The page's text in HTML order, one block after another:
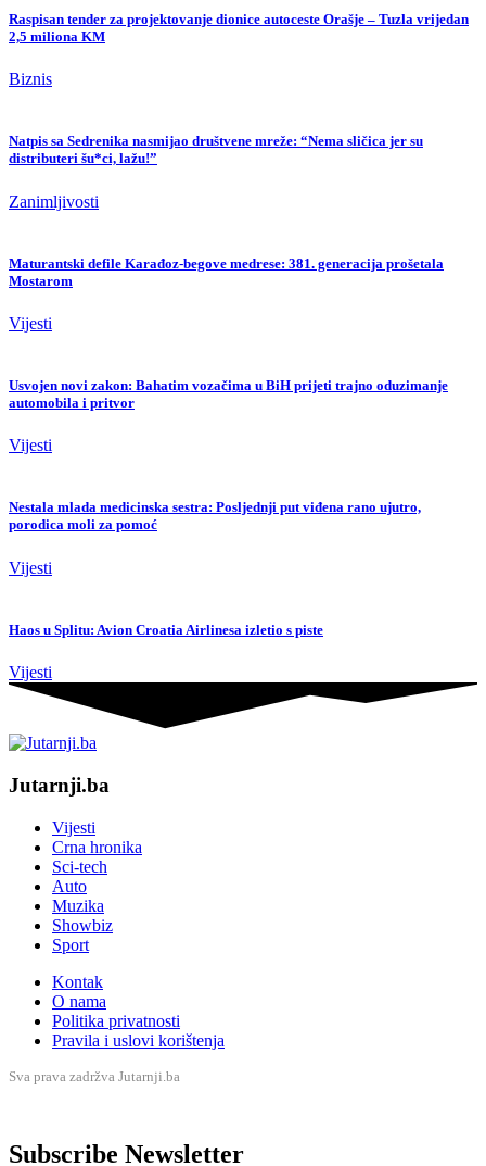
Raspisan tender za projektovanje dionice autoceste Orašje – Tuzla vrijedan
2,5 miliona KM
Biznis
Natpis sa Sedrenika nasmijao društvene mreže: “Nema sličica jer su
distributeri šu*ci, lažu!”
Zanimljivosti
Maturantski defile Karađoz-begove medrese: 381. generacija prošetala
Mostarom
Vijesti
Usvojen novi zakon: Bahatim vozačima u BiH prijeti trajno oduzimanje
automobila i pritvor
Vijesti
Nestala mlada medicinska sestra: Posljednji put viđena rano ujutro,
porodica moli za pomoć
Vijesti
Haos u Splitu: Avion Croatia Airlinesa izletio s piste
Vijesti
Jutarnji.ba
Vijesti
Crna hronika
Sci-tech
Auto
Muzika
Showbiz
Sport
Kontak
O nama
Politika privatnosti
Pravila i uslovi korištenja
Sva prava zadržva Jutarnji.ba
Subscribe Newsletter